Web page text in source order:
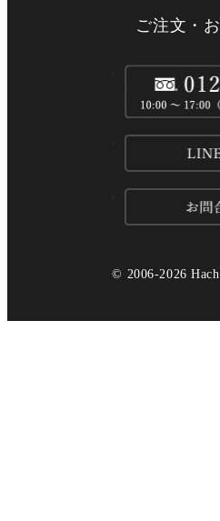
ギフトへのこだわり
産地・原材料情報
ギフトマナー
ギフトサービス
開催中キャンペーン
ご注文・
© 2006-2026